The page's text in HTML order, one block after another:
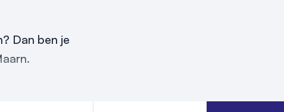
Dan ben je